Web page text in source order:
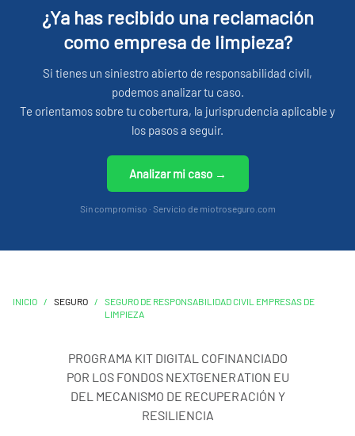
¿Ya has recibido una reclamación
como empresa de limpieza?
Si tienes un siniestro abierto de responsabilidad civil,
podemos analizar tu caso.
Te orientamos sobre tu cobertura, la jurisprudencia aplicable y
los pasos a seguir.
Analizar mi caso →
Sin compromiso · Servicio de miotroseguro.com
INICIO / SEGURO /
SEGURO DE RESPONSABILIDAD CIVIL EMPRESAS DE
LIMPIEZA
PROGRAMA KIT DIGITAL COFINANCIADO
POR LOS FONDOS NEXTGENERATION EU
DEL MECANISMO DE RECUPERACIÓN Y
RESILIENCIA